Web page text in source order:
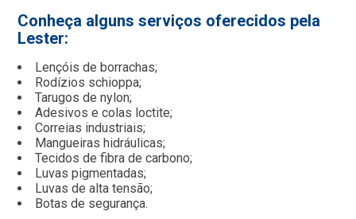
Conheça alguns serviços oferecidos pela
Lester:
Lençóis de borrachas;
Rodízios schioppa;
Tarugos de nylon;
Adesivos e colas loctite;
Correias industriais;
Mangueiras hidráulicas;
Tecidos de fibra de carbono;
Luvas pigmentadas;
Luvas de alta tensão;
Botas de segurança.